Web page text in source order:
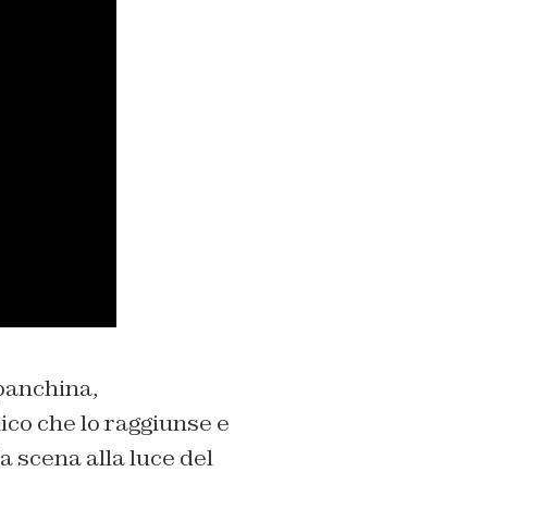
che lo raggiunse e
scena alla luce del